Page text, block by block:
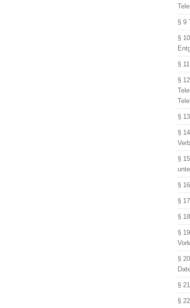
§ 9
§
§
§
§
§
§
§
§
§
§
§
§
§